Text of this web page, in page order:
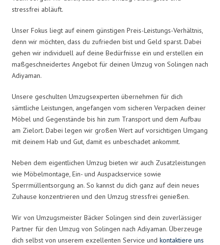
stressfrei abläuft.
Unser Fokus liegt auf einem günstigen Preis-Leistungs-Verhältnis,
denn wir möchten, dass du zufrieden bist und Geld sparst. Dabei
gehen wir individuell auf deine Bedürfnisse ein und erstellen ein
maßgeschneidertes Angebot für deinen Umzug von Solingen nach
Adiyaman.
Unsere geschulten Umzugsexperten übernehmen für dich
sämtliche Leistungen, angefangen vom sicheren Verpacken deiner
Möbel und Gegenstände bis hin zum Transport und dem Aufbau
am Zielort. Dabei legen wir großen Wert auf vorsichtigen Umgang
mit deinem Hab und Gut, damit es unbeschadet ankommt.
Neben dem eigentlichen Umzug bieten wir auch Zusatzleistungen
wie Möbelmontage, Ein- und Auspackservice sowie
Sperrmüllentsorgung an. So kannst du dich ganz auf dein neues
Zuhause konzentrieren und den Umzug stressfrei genießen.
Wir von Umzugsmeister Bäcker Solingen sind dein zuverlässiger
Partner für den Umzug von Solingen nach Adiyaman. Überzeuge
dich selbst von unserem exzellenten Service und kontaktiere uns